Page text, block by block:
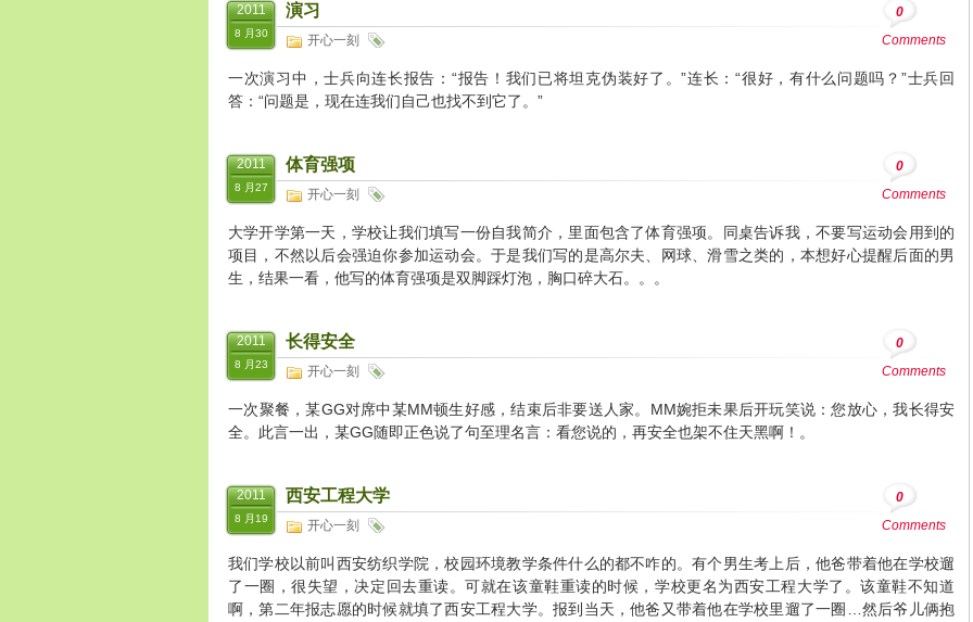
2011
8 月30
演习
开心一刻
0
Comments
一次演习中，士兵向连长报告：“报告！我们已将坦克伪装好了。”连长：“很好，有什么问题吗？”士兵回
答：“问题是，现在连我们自己也找不到它了。”
2011
8 月27
体育强项
开心一刻
0
Comments
大学开学第一天，学校让我们填写一份自我简介，里面包含了体育强项。同桌告诉我，不要写运动会用到的
项目，不然以后会强迫你参加运动会。于是我们写的是高尔夫、网球、滑雪之类的，本想好心提醒后面的男
生，结果一看，他写的体育强项是双脚踩灯泡，胸口碎大石。。。
2011
8 月23
长得安全
开心一刻
0
Comments
一次聚餐，某GG对席中某MM顿生好感，结束后非要送人家。MM婉拒未果后开玩笑说：您放心，我长得安
全。此言一出，某GG随即正色说了句至理名言：看您说的，再安全也架不住天黑啊！。
2011
8 月19
西安工程大学
开心一刻
0
Comments
我们学校以前叫西安纺织学院，校园环境教学条件什么的都不咋的。有个男生考上后，他爸带着他在学校遛
了一圈，很失望，决定回去重读。可就在该童鞋重读的时候，学校更名为西安工程大学了。该童鞋不知道
啊，第二年报志愿的时候就填了西安工程大学。报到当天，他爸又带着他在学校里遛了一圈…然后爷儿俩抱